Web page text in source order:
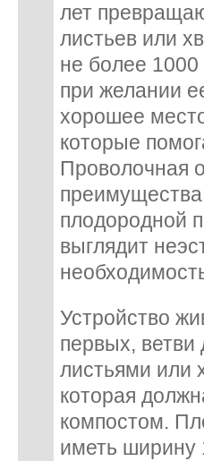
лет
листьев или
не более
при желании
хорошее
которые
Проволочная
преимущества
плодородной
выглядит
Устройство
первых,
листьями или
которая
компостом.
иметь ширину